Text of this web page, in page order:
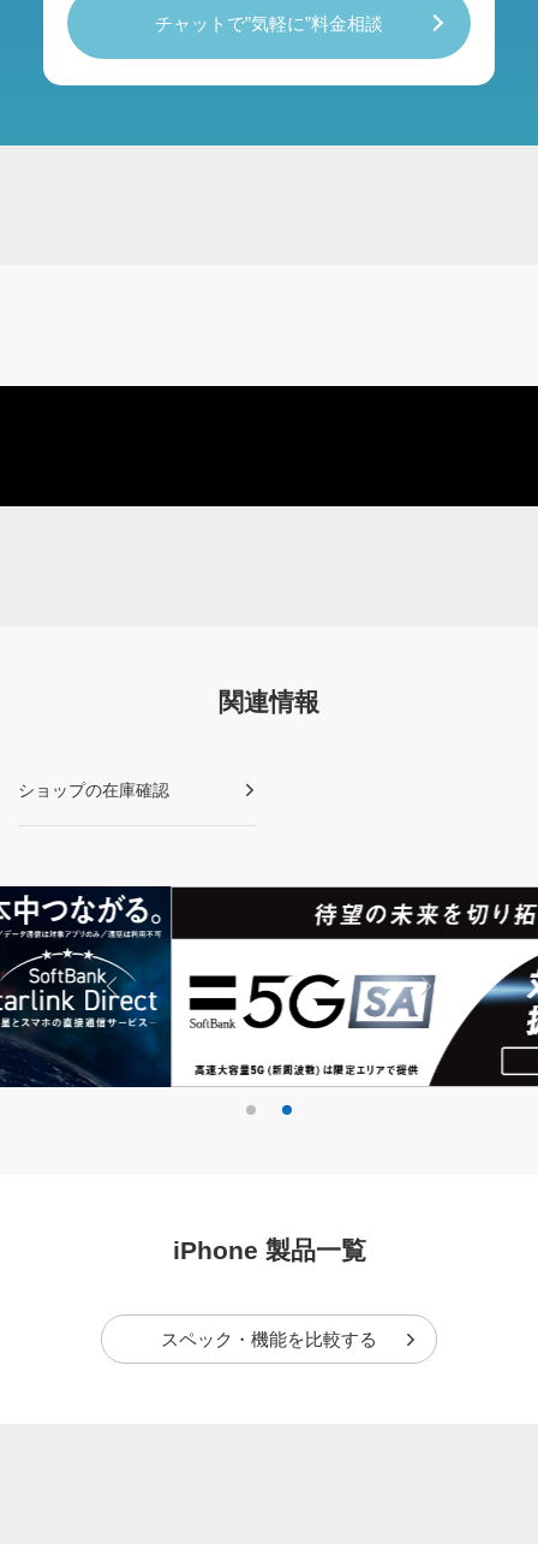
チャットで”気軽に”料金相談
関連情報
ショップの在庫確認
iPhone 製品一覧
スペック・機能を比較する